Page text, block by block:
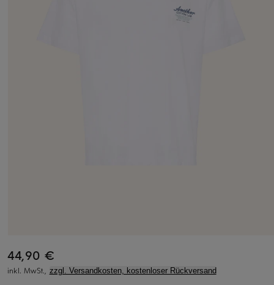
44,90 €
inkl. MwSt., zzgl. Versandkosten, kostenloser Rückversand